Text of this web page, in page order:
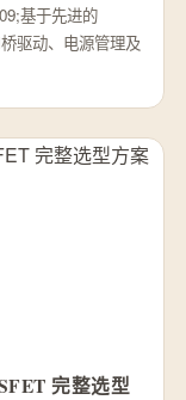
基于先进的
驱动、电源管理及
完整选型